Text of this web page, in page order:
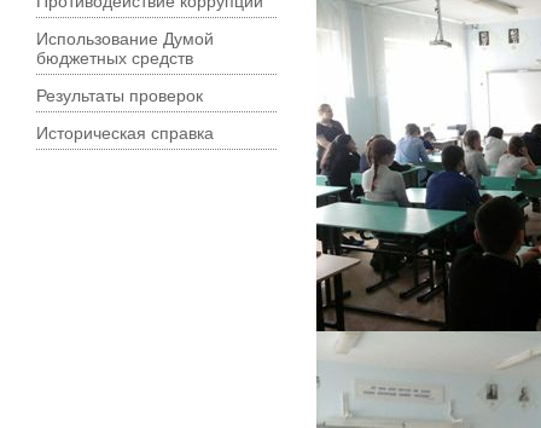
Использование Думой
бюджетных средств
Результаты проверок
Историческая справка